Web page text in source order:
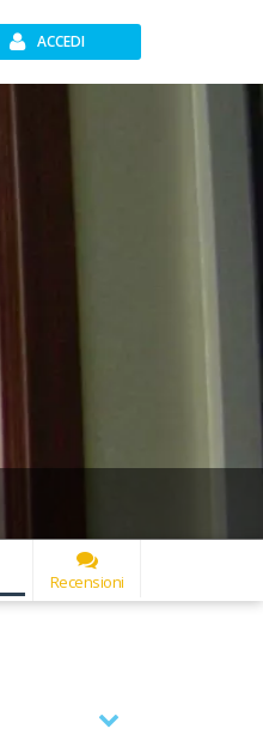
ACCEDI
Recensioni